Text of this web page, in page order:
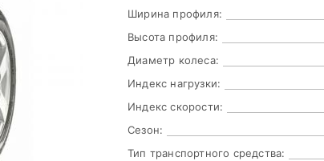
Ширина профиля:
Высота профиля:
Диаметр колеса:
Индекс нагрузки:
Индекс скорости:
Сезон:
Тип транспортного средства: